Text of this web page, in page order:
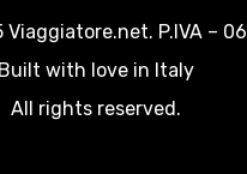
P.IVA –
Built with love in Italy
All rights reserved.